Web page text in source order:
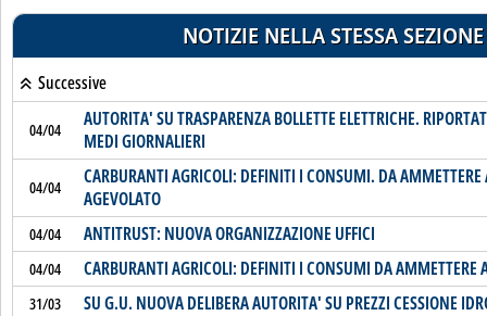
NOTIZIE NELLA STESSA SEZIONE
Successive
04/04
AUTORITA' SU TRASPARENZA BOLLETTE ELETTRICHE.
MEDI GIORNALIERI
04/04
CARBURANTI AGRICOLI: DEFINITI I CONSUMI. DA
AGEVOLATO
04/04 ANTITRUST: NUOVA ORGANIZZAZIONE UFFICI
04/04 CARBURANTI AGRICOLI: DEFINITI I CONSUMI DA AMMETTERE
31/03 SU G.U. NUOVA DELIBERA AUTORITA' SU PREZZI CESSIONE